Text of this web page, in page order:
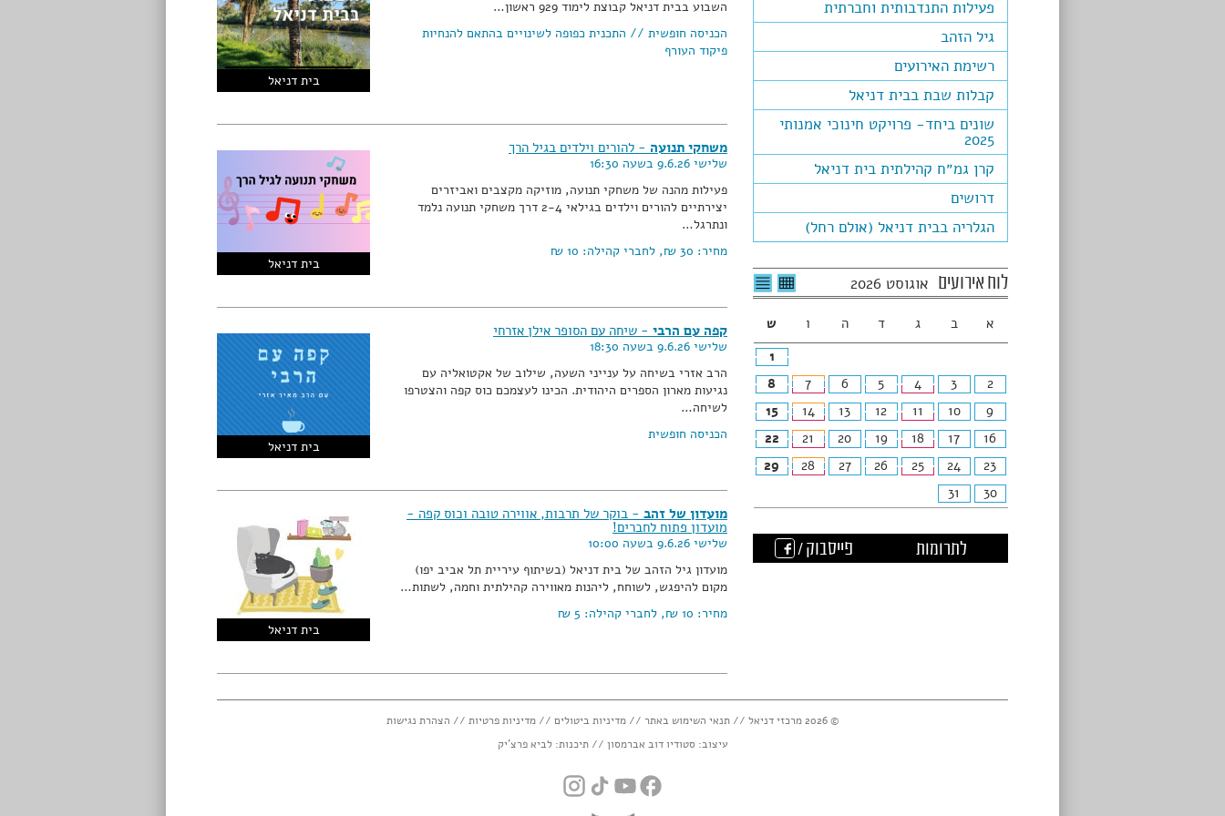
פעילות התנדבותית וחברתית
גיל הזהב
רשימת האירועים
קבלות שבת בבית דניאל
שונים ביחד- פרויקט חינוכי אמנותי
2025
קרן גמ״ח קהילתית בית דניאל
דרושים
הגלריה בבית דניאל (אולם רחל)
לוח אירועים אוגוסט 2026 לרשימת
האירועים
לצפיה
בטבלה
א ב ג ד ה ו
ש
1
2
3
4
5
6
7
8
9
10
11
12
13
14
15
16
17
18
19
20
21
22
23
24
25
26
27
28
29
30
31
לתרומות פייסבוק /
בית דניאל
השבוע בבית דניאל קבוצת לימוד 929 ראשון…
הכניסה חופשית // התכנית כפופה לשינויים בהתאם להנחיות
פיקוד העורף
בית דניאל
משחקי תנועה - להורים וילדים בגיל הרך
שלישי 9.6.26 בשעה 16:30
פעילות מהנה של משחקי תנועה, מוזיקה מקצבים ואביזרים
יצירתיים להורים וילדים בגילאי 2-4 דרך משחקי תנועה נלמד
ונתרגל…
מחיר: 30 ₪ , לחברי קהילה: 10 ₪
בית דניאל
קפה עם הרבי - שיחה עם הסופר אילן אזרחי
שלישי 9.6.26 בשעה 18:30
הרב אזרי בשיחה על ענייני השעה, שילוב של אקטואליה עם
נגיעות מארון הספרים היהודית. הכינו לעצמכם כוס קפה והצטרפו
לשיחה…
הכניסה חופשית
בית דניאל
מועדון של זהב - בוקר של תרבות, אווירה טובה וכוס קפה -
מועדון פתוח לחברים!
שלישי 9.6.26 בשעה 10:00
מועדון גיל הזהב של בית דניאל (בשיתוף עיריית תל אביב יפו)
מקום להיפגש, לשוחח, ליהנות מאווירה קהילתית וחמה, לשתות…
מחיר: 10 ₪ , לחברי קהילה: 5 ₪
© 2026 מרכזי דניאל // תנאי השימוש באתר //מדיניות ביטולים //מדיניות פרטיות // הצהרת נגישות
עיצוב: סטודיו דוב אברמסון // תיכנות:לביא פרצ'יק